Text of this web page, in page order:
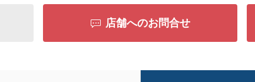
店舗へのお問合せ